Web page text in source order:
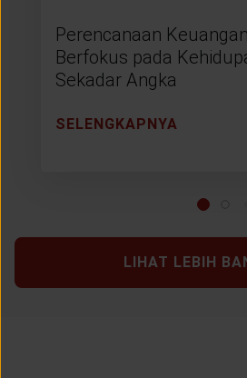
Perencanaan
Berfokus pada
Sekadar Angka
SELENGKAPNYA
LIHAT LEBIH